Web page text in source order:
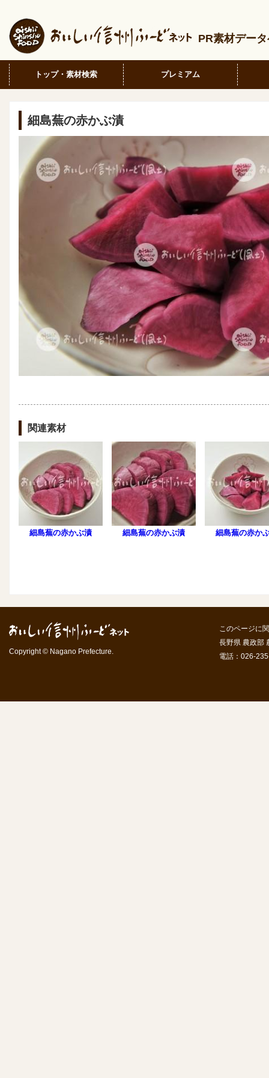
PR素材デー
トップ・素材検索 プレミアム
細島蕪の赤かぶ漬
関連素材
細島蕪の赤かぶ漬 細島蕪の赤かぶ漬 細島蕪の赤か
Copyright © Nagano Prefecture.
このページに
長野県 農政部
電話：026-